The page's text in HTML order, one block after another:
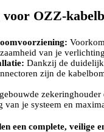
OZZ-
van je
Dankzij de
zijn de
zekeringhouder
van je systeem en
een complete, veilige